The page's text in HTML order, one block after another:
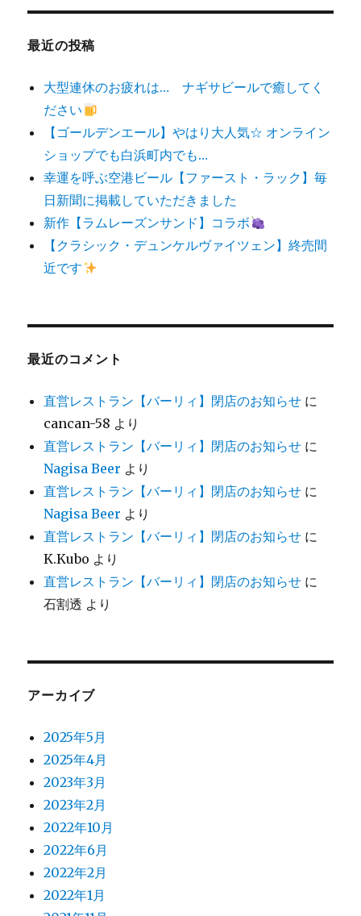
象:
最近の投稿
大型連休のお疲れは… ナギサビールで癒してく
ださい
【ゴールデンエール】やはり大人気☆ オンライン
ショップでも白浜町内でも…
幸運を呼ぶ空港ビール【ファースト・ラック】毎
日新聞に掲載していただきました
新作【ラムレーズンサンド】コラボ
【クラシック・デュンケルヴァイツェン】終売間
近です
最近のコメント
直営レストラン【バーリィ】閉店のお知らせ に
cancan-58 より
直営レストラン【バーリィ】閉店のお知らせ に
Nagisa Beer より
直営レストラン【バーリィ】閉店のお知らせ に
Nagisa Beer より
直営レストラン【バーリィ】閉店のお知らせ に
K.Kubo より
直営レストラン【バーリィ】閉店のお知らせ に
石割透 より
アーカイブ
2025年5月
2025年4月
2023年3月
2023年2月
2022年10月
2022年6月
2022年2月
2022年1月